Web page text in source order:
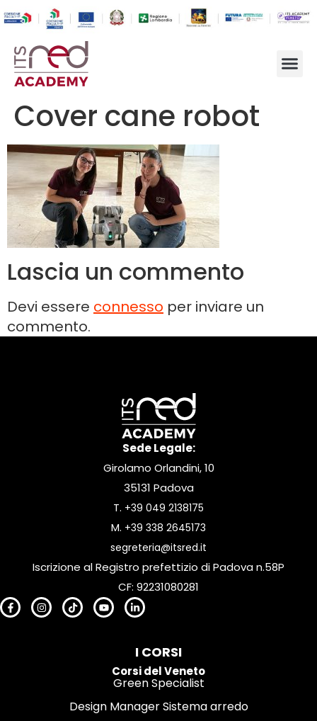
Cover cane robot
Lascia un commento
Devi essere connesso per inviare un
commento.
Sede Legale:
Girolamo Orlandini, 10
35131 Padova
T. +39 049 2138175
M. +39 338 2645173
segreteria@itsred.it
Iscrizione al Registro prefettizio di Padova n.58P
CF: 92231080281
I CORSI
Corsi del Veneto
Green Specialist
Design Manager Sistema arredo